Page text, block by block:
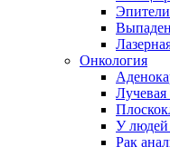
Онкология
У людей
Рак